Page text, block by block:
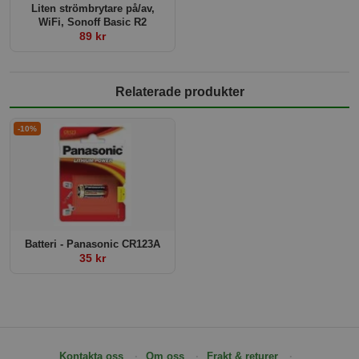
Liten strömbrytare på/av,
WiFi, Sonoff Basic R2
89 kr
Relaterade produkter
-10%
Batteri - Panasonic CR123A
35 kr
Kontakta oss Om oss Frakt & returer